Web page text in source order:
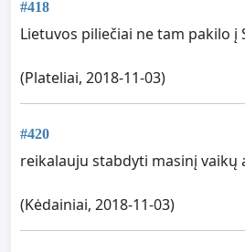
#418
Lietuvos piliečiai ne tam pakilo
(Plateliai, 2018-11-03)
#420
reikalauju stabdyti masinį vaikų
(Kėdainiai, 2018-11-03)